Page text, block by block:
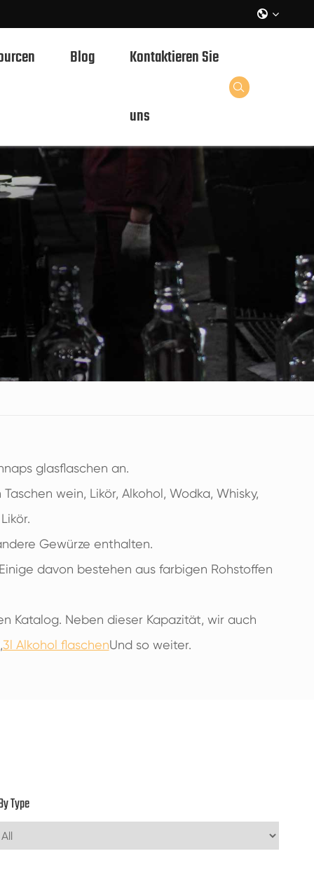

Blog Kontaktieren Sie
uns

glasflaschen an.
wein, Likör, Alkohol, Wodka, Whisky,
Gewürze enthalten.
davon bestehen aus farbigen Rohstoffen
Katalog. Neben dieser Kapazität, wir auch
,3l Alkohol flaschenUnd so weiter.
Type